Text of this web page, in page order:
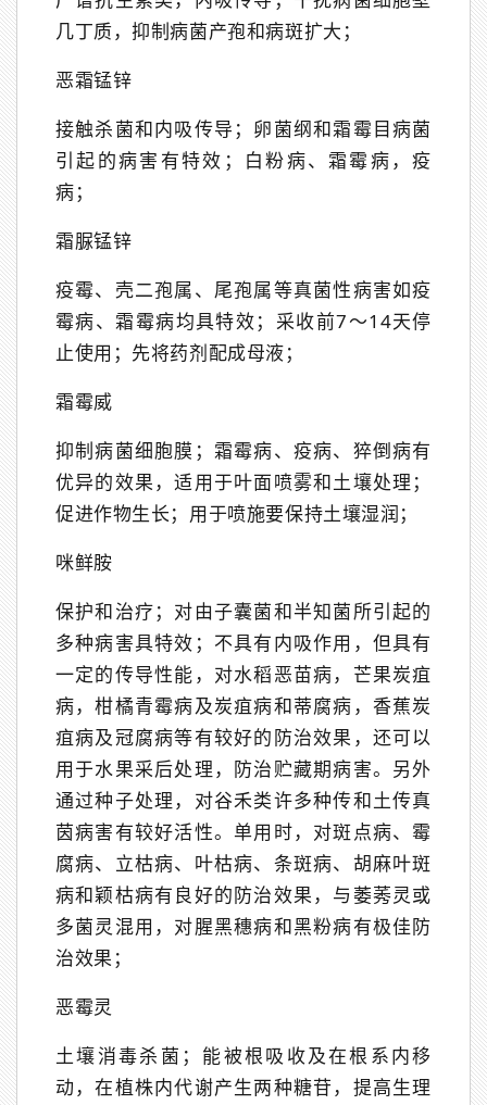
几丁质，抑制病菌产孢和病斑扩大；
恶霜锰锌
接触杀菌和内吸传导；卵菌纲和霜霉目病菌
引起的病害有特效；白粉病、霜霉病，疫
病；
霜脲锰锌
疫霉、壳二孢属、尾孢属等真菌性病害如疫
霉病、霜霉病均具特效；采收前7～14天停
止使用；先将药剂配成母液；
霜霉威
抑制病菌细胞膜；霜霉病、疫病、猝倒病有
优异的效果，适用于叶面喷雾和土壤处理；
促进作物生长；用于喷施要保持土壤湿润；
咪鲜胺
保护和治疗；对由子囊菌和半知菌所引起的
多种病害具特效；不具有内吸作用，但具有
一定的传导性能，对水稻恶苗病，芒果炭疽
病，柑橘青霉病及炭疽病和蒂腐病，香蕉炭
疽病及冠腐病等有较好的防治效果，还可以
用于水果采后处理，防治贮藏期病害。另外
通过种子处理，对谷禾类许多种传和土传真
茵病害有较好活性。单用时，对斑点病、霉
腐病、立枯病、叶枯病、条斑病、胡麻叶斑
病和颖枯病有良好的防治效果，与萎莠灵或
多菌灵混用，对腥黑穗病和黑粉病有极佳防
治效果；
恶霉灵
土壤消毒杀菌；能被根吸收及在根系内移
动，在植株内代谢产生两种糖苷，提高生理